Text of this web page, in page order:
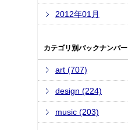
2012年01月
カテゴリ別バックナンバー
art (707)
design (224)
music (203)